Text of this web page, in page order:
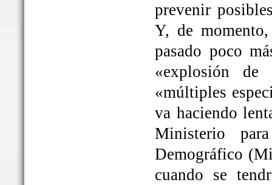
prevenir
Y, de
pasado poco
«explosión
«múltiples
va haciendo
Ministerio
Demográfico
cuando se